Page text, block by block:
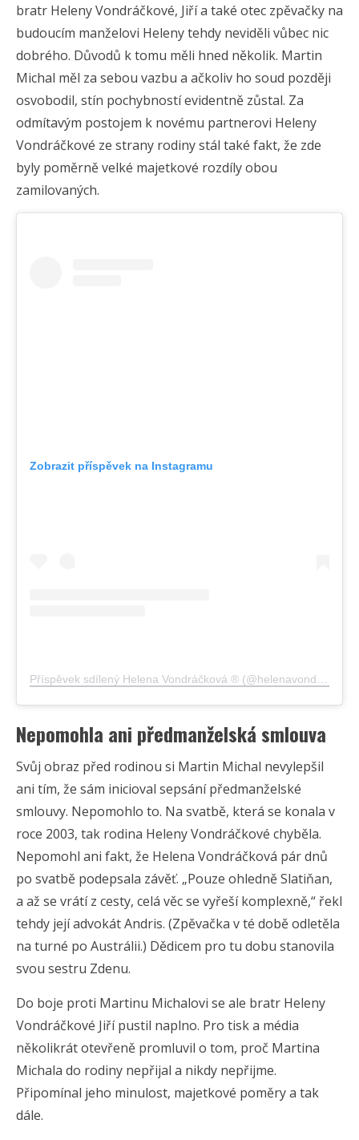
bratr Heleny Vondráčkové, Jiří a také otec zpěvačky na
budoucím manželovi Heleny tehdy neviděli vůbec nic
dobrého. Důvodů k tomu měli hned několik. Martin
Michal měl za sebou vazbu a ačkoliv ho soud později
osvobodil, stín pochybností evidentně zůstal. Za
odmítavým postojem k novému partnerovi Heleny
Vondráčkové ze strany rodiny stál také fakt, že zde
byly poměrně velké majetkové rozdíly obou
zamilovaných.
Zobrazit příspěvek na Instagramu
Nepomohla ani předmanželská smlouva
Svůj obraz před rodinou si Martin Michal nevylepšil
ani tím, že sám inicioval sepsání předmanželské
smlouvy. Nepomohlo to. Na svatbě, která se konala v
roce 2003, tak rodina Heleny Vondráčkové chyběla.
Nepomohl ani fakt, že Helena Vondráčková pár dnů
po svatbě podepsala závěť. „Pouze ohledně Slatiňan,
a až se vrátí z cesty, celá věc se vyřeší komplexně,“ řekl
tehdy její advokát Andris. (Zpěvačka v té době odletěla
na turné po Austrálii.) Dědicem pro tu dobu stanovila
svou sestru Zdenu.
Do boje proti Martinu Michalovi se ale bratr Heleny
Vondráčkové Jiří pustil naplno. Pro tisk a média
několikrát otevřeně promluvil o tom, proč Martina
Michala do rodiny nepřijal a nikdy nepřijme.
Připomínal jeho minulost, majetkové poměry a tak
dále.